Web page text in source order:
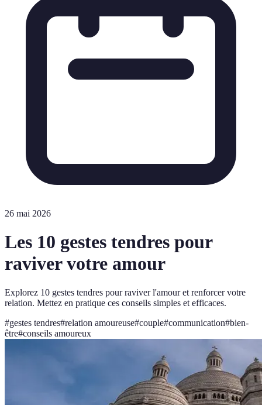
26 mai 2026
Les 10 gestes tendres pour
raviver votre amour
Explorez 10 gestes tendres pour raviver l'amour et renforcer votre
relation. Mettez en pratique ces conseils simples et efficaces.
#gestes tendres#relation amoureuse#couple#communication#bien-
être#conseils amoureux